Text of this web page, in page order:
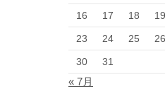
16 17 18 19
23 24 25 26
30 31
« 7月